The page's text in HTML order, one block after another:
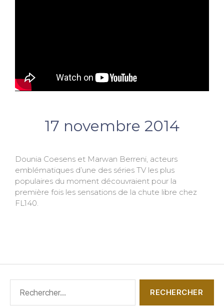
17 novembre 2014
Dounia Coesens et Marwan Berreni, acteurs
emblématiques d’une des séries TV les plus
populaires du moment découvraient pour la
première fois les sensations de la chute libre chez
FL140.